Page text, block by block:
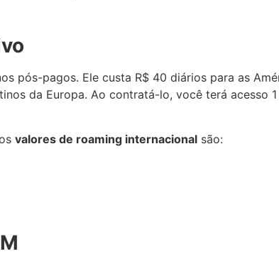
pós-pagos. Ele custa R$ 40 diários para as
da Europa. Ao contratá-lo, você terá acesso
valores de roaming internacional são: